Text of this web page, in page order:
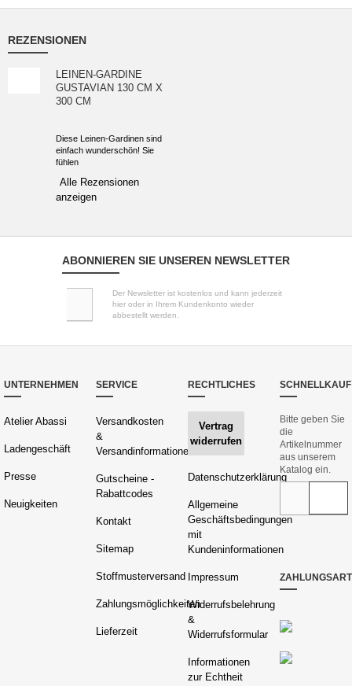
REZENSIONEN
LEINEN-GARDINE
GUSTAVIAN 130 CM X
300 CM
Diese Leinen-Gardinen sind
einfach wunderschön! Sie
fühlen
Alle Rezensionen
anzeigen
ABONNIEREN SIE UNSEREN NEWSLETTER
Der Newsletter ist kostenlos und kann jederzeit
hier oder in Ihrem Kundenkonto wieder
abbestellt werden.
UNTERNEHMEN
Atelier Abassi
Ladengeschäft
Presse
Neuigkeiten
SERVICE
Versandkosten
&
Versandinformationen
Gutscheine -
Rabattcodes
Kontakt
Sitemap
Stoffmusterversand
Zahlungsmöglichkeiten
Lieferzeit
RECHTLICHES
Vertrag
widerrufen
Datenschutzerklärung
Allgemeine
Geschäftsbedingungen
mit
Kundeninformationen
Impressum
Widerrufsbelehrung
&
Widerrufsformular
Informationen
zur Echtheit
SCHNELLKAUF
Bitte geben Sie
die
Artikelnummer
aus unserem
Katalog ein.